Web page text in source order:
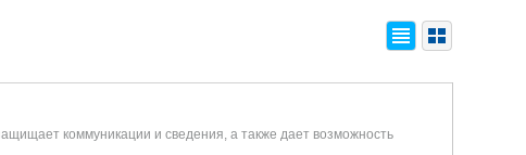
коммуникации и сведения, а также дает возможность